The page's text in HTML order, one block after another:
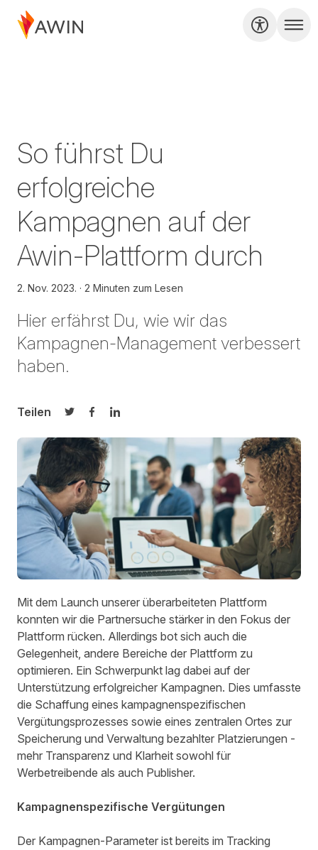
So führst Du
erfolgreiche
Kampagnen auf der
Awin-Plattform durch
2. Nov. 2023. 2 Minuten zum Lesen
Hier erfährst Du, wie wir das
Kampagnen-Management verbessert
haben.
Teilen
Auf Twitter teilen
Auf Facebook teilen
Auf LinkedIn teilen
Mit dem Launch unserer überarbeiteten Plattform
konnten wir die Partnersuche stärker in den Fokus der
Plattform rücken. Allerdings bot sich auch die
Gelegenheit, andere Bereiche der Plattform zu
optimieren. Ein Schwerpunkt lag dabei auf der
Unterstützung erfolgreicher Kampagnen. Dies umfasste
die Schaffung eines kampagnenspezifischen
Vergütungsprozesses sowie eines zentralen Ortes zur
Speicherung und Verwaltung bezahlter Platzierungen -
mehr Transparenz und Klarheit sowohl für
Werbetreibende als auch Publisher.
Kampagnenspezifische Vergütungen
Der Kampagnen-Parameter ist bereits im Tracking